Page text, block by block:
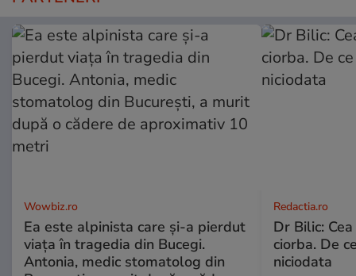
Wowbiz.ro
Ea este alpinista care și-a pierdut
viața în tragedia din Bucegi.
Antonia, medic stomatolog din
Redactia.ro
Dr Bilic:
ciorba. De
niciodata